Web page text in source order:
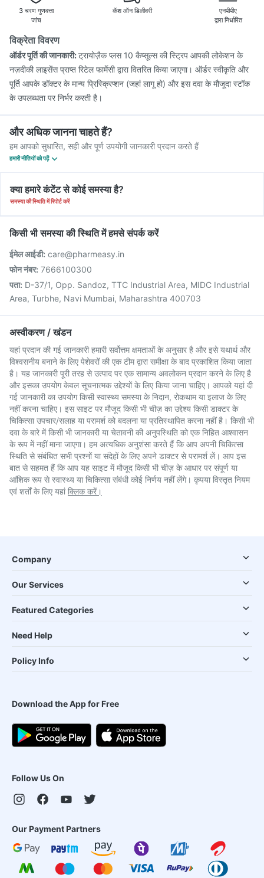
3 चरण गुणवत्ता
जांच
कॅश ऑन डिलीवरी
एनपीपीए
द्वारा निर्धारित
विक्रेता विवरण
ऑर्डर पूर्ति की जानकारी:ट्रायोज़ैक प्लस 10 कैप्सूल्स की स्ट्रिप आपकी लोकेशन के
नज़दीकी लाइसेंस प्राप्त रिटेल फार्मेसी द्वारा वितरित किया जाएगा। ऑर्डर स्वीकृति और
पूर्ति आपके डॉक्टर के मान्य प्रिस्क्रिप्शन (जहां लागू हो) और इस दवा के मौजूदा स्टॉक
के उपलब्धता पर निर्भर करती है।
और अधिक जानना चाहते हैं?
हम आपको सुधारित, सही और पूर्ण उपयोगी जानकारी प्रदान करते हैं
हमारी नीतियों को पढ़ें
क्या हमारे कंटेंट से कोई समस्या है?
समस्या की स्थिति में रिपोर्ट करें
किसी भी समस्या की स्थिति में हमसे संपर्क करें
ईमेल आईडी: care@pharmeasy.in
फोन नंबर: 7666100300
पता: D-37/1, Opp. Sandoz, TTC Industrial Area, MIDC Industrial
Area, Turbhe, Navi Mumbai, Maharashtra 400703
अस्वीकरण / खंडन
यहां प्रदान की गई जानकारी हमारी सर्वोत्तम क्षमताओं के अनुसार है और इसे यथार्थ और
विश्वसनीय बनाने के लिए पेशेवरों की एक टीम द्वारा समीक्षा के बाद प्रकाशित किया जाता
है। यह जानकारी पूरी तरह से उत्पाद पर एक सामान्य अवलोकन प्रदान करने के लिए है
और इसका उपयोग केवल सूचनात्मक उद्देश्यों के लिए किया जाना चाहिए। आपको यहां दी
गई जानकारी का उपयोग किसी स्वास्थ्य समस्या के निदान, रोकथाम या इलाज के लिए
नहीं करना चाहिए। इस साइट पर मौजूद किसी भी चीज़ का उद्देश्य किसी डाक्टर के
चिकित्सा उपचार/सलाह या परामर्श को बदलना या प्रतिस्थापित करना नहीं है। किसी भी
दवा के बारे में किसी भी जानकारी या चेतावनी की अनुपस्थिति को एक निहित आश्वासन
के रूप में नहीं माना जाएगा। हम अत्यधिक अनुशंसा करते हैं कि आप अपनी चिकित्सा
स्थिति से संबंधित सभी प्रश्नों या संदेहों के लिए अपने डाक्टर से परामर्श लें। आप इस
बात से सहमत हैं कि आप यह साइट में मौजूद किसी भी चीज़ के आधार पर संपूर्ण या
आंशिक रूप से स्वास्थ्य या चिकित्सा संबंधी कोई निर्णय नहीं लेंगे। कृपया विस्तृत नियम
एवं शर्तों के लिए यहांक्लिक करें।
Company
Our Services
Featured Categories
Need Help
Policy Info
Download the App for Free
Follow Us On
Our Payment Partners